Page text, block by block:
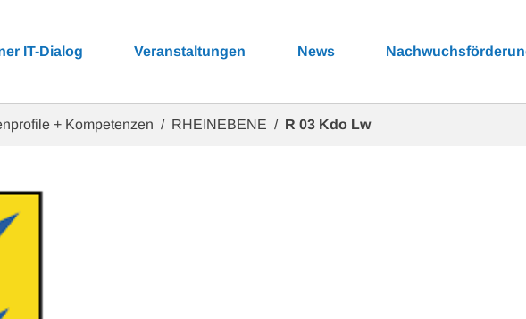
IT-Dialog Veranstaltungen News
+ Kompetenzen RHEINEBENE R 03 Kdo Lw